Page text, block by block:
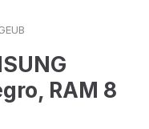
RAM 8